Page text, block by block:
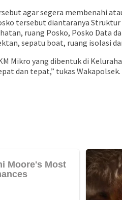
agar segera membenahi
tersebut diantaranya
ruang Posko, Posko Data
sepatu boat, ruang isolasi
Mikro yang dibentuk di
dan tepat,” tukas Wakapolsek.